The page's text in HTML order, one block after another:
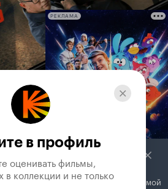
РЕКЛАМА
в профиль
оценивать фильмы,
в коллекции и не только
рекламы. Вместе с рекламой